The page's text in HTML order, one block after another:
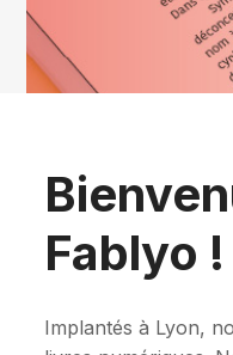
Fablyo !
Implantés à Lyon,